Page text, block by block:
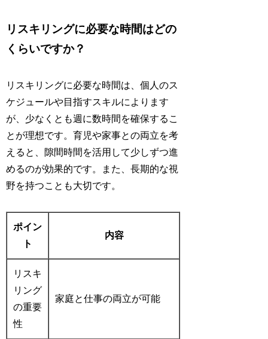
リスキリングに必要な時間はどの
くらいですか？
リスキリングに必要な時間は、個人のス
ケジュールや目指すスキルによります
が、少なくとも週に数時間を確保するこ
とが理想です。育児や家事との両立を考
えると、隙間時間を活用して少しずつ進
めるのが効果的です。また、長期的な視
野を持つことも大切です。
ポイン
ト
内容
リスキ
リング
の重要
性
家庭と仕事の両立が可能